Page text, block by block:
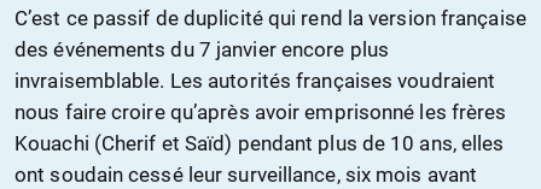
C’est ce passif de duplicité qui rend la version française
des événements du 7 janvier encore plus
invraisemblable. Les autorités françaises voudraient
nous faire croire qu’après avoir emprisonné les frères
Kouachi (Cherif et Saïd) pendant plus de 10 ans, elles
ont soudain cessé leur surveillance, six mois avant